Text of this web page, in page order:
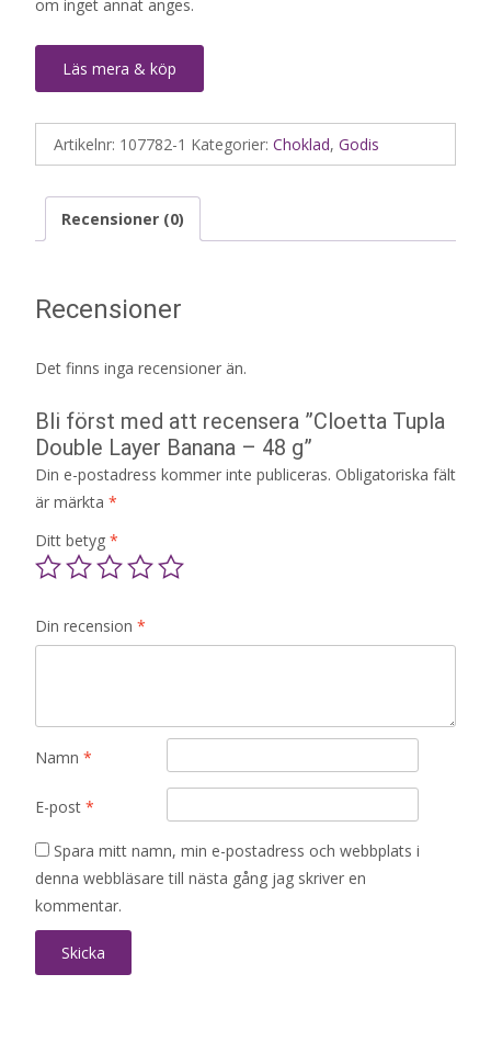
om inget annat anges.
Läs mera & köp
Artikelnr: 107782-1 Kategorier: Choklad, Godis
Recensioner (0)
Recensioner
Det finns inga recensioner än.
Bli först med att recensera ”Cloetta Tupla
Double Layer Banana – 48 g”
Din e-postadress kommer inte publiceras. Obligatoriska fält
är märkta *
Ditt betyg *
Din recension *
Namn *
E-post *
Spara mitt namn, min e-postadress och webbplats i
denna webbläsare till nästa gång jag skriver en
kommentar.